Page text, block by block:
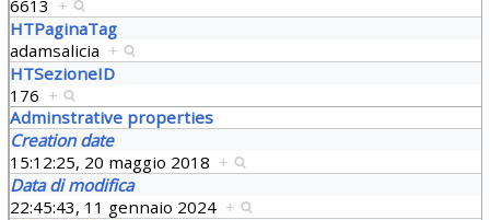
6613 +
HTPaginaTag
adamsalicia +
HTSezioneID
176 +
Adminstrative properties
Creation date
15:12:25, 20 maggio 2018 +
Data di modifica
22:45:43, 11 gennaio 2024 +